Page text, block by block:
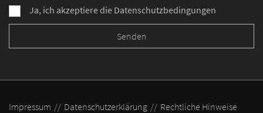
Ja, ich akzeptiere die Datenschutzbedingungen
Impressum Datenschutzerklärung Rechtliche Hinweise